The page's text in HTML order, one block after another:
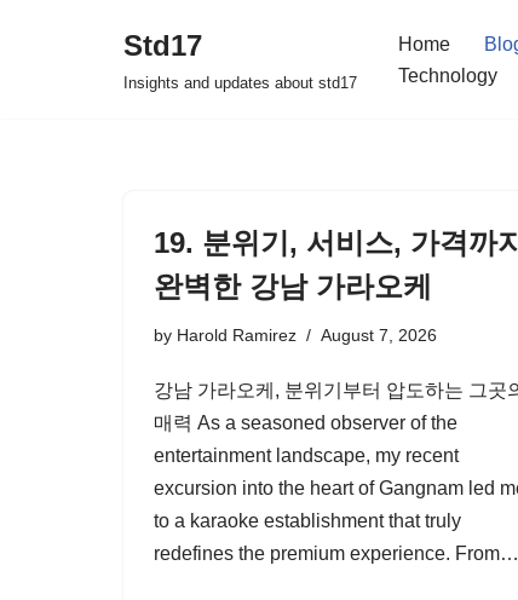
Std17
Insights and updates about std17
Home
Technology
19. 분위기, 서비스, 가격까지
완벽한 강남 가라오케
by Harold Ramirez August 7, 2026
강남 가라오케, 분위기부터 압도하는 그곳
매력 As a seasoned observer of the
entertainment landscape, my recent
excursion into the heart of Gangnam led
to a karaoke establishment that truly
redefines the premium experience. From…